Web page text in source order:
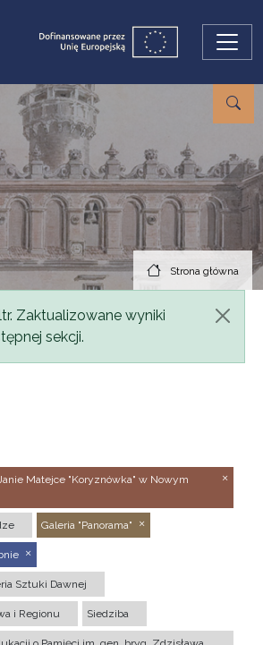
Strona główna
Zaktualizowane wyniki
sekcji.
Matejce "Koryznówka" w Nowym
Galeria "Panorama"
Sztuki Dawnej
i Regionu Siedziba